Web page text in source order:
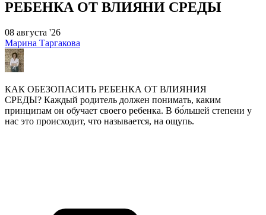
РЕБЕНКА ОТ ВЛИЯНИ СРЕДЫ
08 августа '26
Марина Таргакова
КАК ОБЕЗОПАСИТЬ РЕБЕНКА ОТ ВЛИЯНИЯ
СРЕДЫ? Каждый родитель должен понимать, каким
принципам он обучает своего ребенка. В бо́льшей степени у
нас это происходит, что называется, на ощупь.